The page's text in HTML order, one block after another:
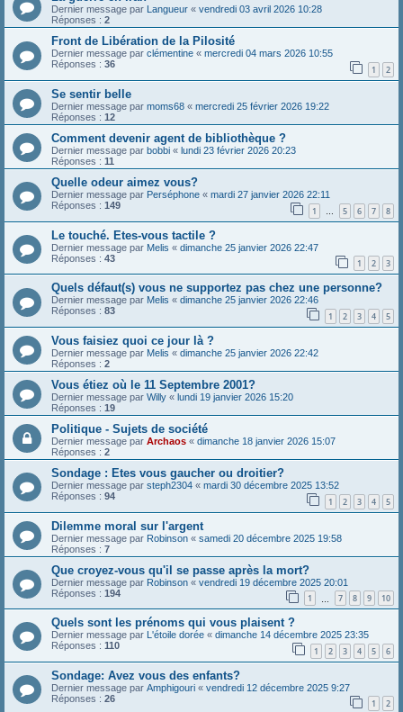
Dernier message par Langueur « vendredi 03 avril 2026 10:28
Réponses : 2
Front de Libération de la Pilosité
Dernier message par clémentine « mercredi 04 mars 2026 10:55
Réponses : 36 1 2
Se sentir belle
Dernier message par moms68 « mercredi 25 février 2026 19:22
Réponses : 12
Comment devenir agent de bibliothèque ?
Dernier message par bobbi « lundi 23 février 2026 20:23
Réponses : 11
Quelle odeur aimez vous?
Dernier message par Perséphone « mardi 27 janvier 2026 22:11
Réponses : 149 1 … 5 6 7 8
Le touché. Etes-vous tactile ?
Dernier message par Melis « dimanche 25 janvier 2026 22:47
Réponses : 43 1 2 3
Quels défaut(s) vous ne supportez pas chez une personne?
Dernier message par Melis « dimanche 25 janvier 2026 22:46
Réponses : 83 1 2 3 4 5
Vous faisiez quoi ce jour là ?
Dernier message par Melis « dimanche 25 janvier 2026 22:42
Réponses : 2
Vous étiez où le 11 Septembre 2001?
Dernier message par Willy « lundi 19 janvier 2026 15:20
Réponses : 19
Politique - Sujets de société
Dernier message par Archaos « dimanche 18 janvier 2026 15:07
Réponses : 2
Sondage : Etes vous gaucher ou droitier?
Dernier message par steph2304 « mardi 30 décembre 2025 13:52
Réponses : 94 1 2 3 4 5
Dilemme moral sur l'argent
Dernier message par Robinson « samedi 20 décembre 2025 19:58
Réponses : 7
Que croyez-vous qu'il se passe après la mort?
Dernier message par Robinson « vendredi 19 décembre 2025 20:01
Réponses : 194 1 7 8 9 10
Quels sont les prénoms qui vous plaisent ?
Dernier message par L'étoile dorée « dimanche 14 décembre 2025 23:35
Réponses : 110 1 2 3 4 5 6
Sondage: Avez vous des enfants?
Dernier message par Amphigouri « vendredi 12 décembre 2025 9:27
Réponses : 26 1 2